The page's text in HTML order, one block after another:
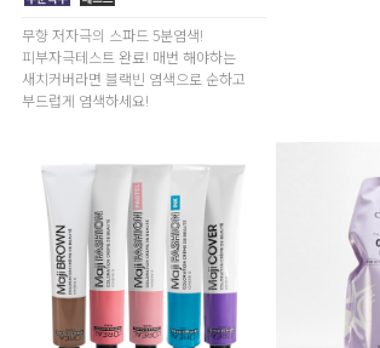
무향 저자극의 스파드 5분염색!
피부자극테스트 완료! 매번 해야하는
새치커버라면 블랙빈 염색으로 순하고
부드럽게 염색하세요!